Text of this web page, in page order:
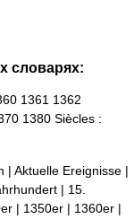
словарях:
1361 1362
1380 Siècles :
Aktuelle Ereignisse |
| 15.
| 1350er | 1360er |